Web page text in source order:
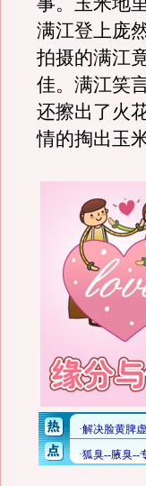
满江登上庞
拍摄的满江
佳。满江笑
还擦出了火
情的掏出玉